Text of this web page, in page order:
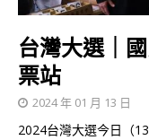
台灣大選｜
票站
2024 年 01 月 13 日
2024台灣大選今日（